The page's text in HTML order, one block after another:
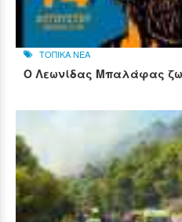
ΤΟΠΙΚΑ ΝΕΑ
Ο Λεωνίδας Μπαλάφας